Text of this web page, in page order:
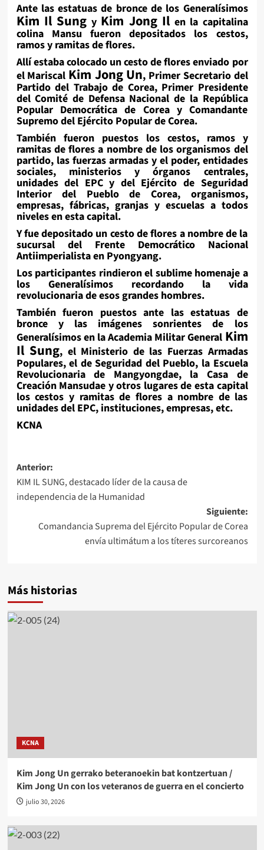
Ante las estatuas de bronce de los Generalísimos
Kim Il Sung y Kim Jong Il en la capitalina
colina Mansu fueron depositados los cestos,
ramos y ramitas de flores.
Allí estaba colocado un cesto de flores enviado por
el Mariscal Kim Jong Un, Primer Secretario del
Partido del Trabajo de Corea, Primer Presidente
del Comité de Defensa Nacional de la República
Popular Democrática de Corea y Comandante
Supremo del Ejército Popular de Corea.
También fueron puestos los cestos, ramos y
ramitas de flores a nombre de los organismos del
partido, las fuerzas armadas y el poder, entidades
sociales, ministerios y órganos centrales,
unidades del EPC y del Ejército de Seguridad
Interior del Pueblo de Corea, organismos,
empresas, fábricas, granjas y escuelas a todos
niveles en esta capital.
Y fue depositado un cesto de flores a nombre de la
sucursal del Frente Democrático Nacional
Antiimperialista en Pyongyang.
Los participantes rindieron el sublime homenaje a
los Generalísimos recordando la vida
revolucionaria de esos grandes hombres.
También fueron puestos ante las estatuas de
bronce y las imágenes sonrientes de los
Generalísimos en la Academia Militar General Kim
Il Sung, el Ministerio de las Fuerzas Armadas
Populares, el de Seguridad del Pueblo, la Escuela
Revolucionaria de Mangyongdae, la Casa de
Creación Mansudae y otros lugares de esta capital
los cestos y ramitas de flores a nombre de las
unidades del EPC, instituciones, empresas, etc.
KCNA
Navegación
de
entradas
Anterior:
KIM IL SUNG, destacado líder de la causa de
independencia de la Humanidad
Siguiente:
Comandancia Suprema del Ejército Popular de Corea
envía ultimátum a los títeres surcoreanos
Más historias
KCNA
Kim Jong Un gerrako beteranoekin bat kontzertuan /
Kim Jong Un con los veteranos de guerra en el concierto
julio 30, 2026